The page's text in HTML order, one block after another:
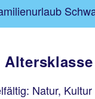
Natur,